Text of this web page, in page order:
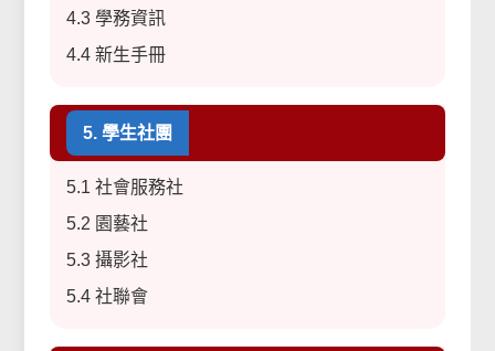
4.3 學務資訊
4.4 新生手冊
5. 學生社團
5.1 社會服務社
5.2 園藝社
5.3 攝影社
5.4 社聯會